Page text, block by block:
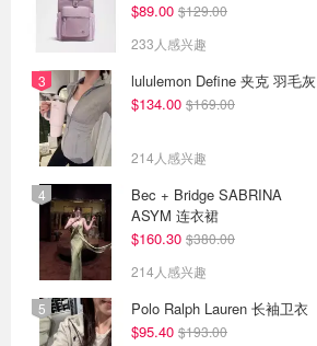
$89.00 $129.00
233人感兴趣
lululemon Define 夹克 羽毛灰
$134.00 $169.00
214人感兴趣
Bec + Bridge SABRINA
ASYM 连衣裙
$160.30 $380.00
214人感兴趣
Polo Ralph Lauren 长袖卫衣
$95.40 $193.00